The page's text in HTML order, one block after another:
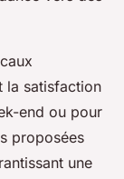
la satisfaction
end ou pour
proposées
une